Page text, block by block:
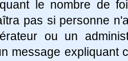
le nombre de
pas si personne
ou un
message expliquant